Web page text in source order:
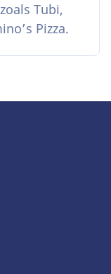
Tubi,
Pizza.